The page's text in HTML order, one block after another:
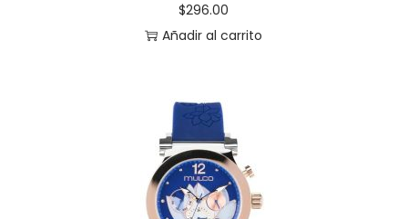
$296.00
Añadir al carrito